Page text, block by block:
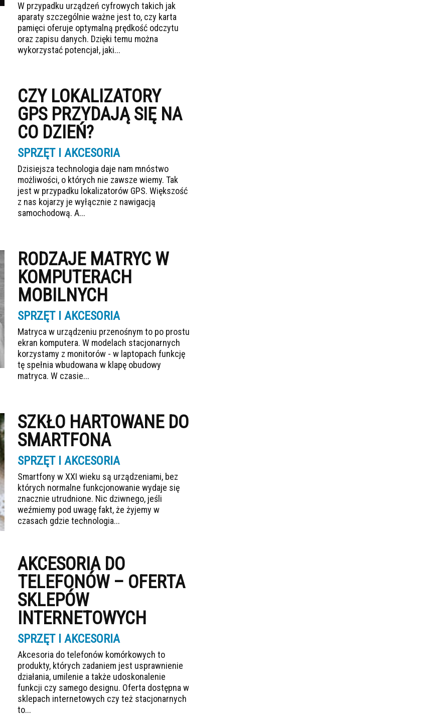
W przypadku urządzeń cyfrowych takich jak
aparaty szczególnie ważne jest to, czy karta
pamięci oferuje optymalną prędkość odczytu
oraz zapisu danych. Dzięki temu można
wykorzystać potencjał, jaki...
CZY LOKALIZATORY
GPS PRZYDAJĄ SIĘ NA
CO DZIEŃ?
SPRZĘT I AKCESORIA
Dzisiejsza technologia daje nam mnóstwo
możliwości, o których nie zawsze wiemy. Tak
jest w przypadku lokalizatorów GPS. Większość
z nas kojarzy je wyłącznie z nawigacją
samochodową. A...
RODZAJE MATRYC W
KOMPUTERACH
MOBILNYCH
SPRZĘT I AKCESORIA
Matryca w urządzeniu przenośnym to po prostu
ekran komputera. W modelach stacjonarnych
korzystamy z monitorów - w laptopach funkcję
tę spełnia wbudowana w klapę obudowy
matryca. W czasie...
SZKŁO HARTOWANE DO
SMARTFONA
SPRZĘT I AKCESORIA
Smartfony w XXI wieku są urządzeniami, bez
których normalne funkcjonowanie wydaje się
znacznie utrudnione. Nic dziwnego, jeśli
weźmiemy pod uwagę fakt, że żyjemy w
czasach gdzie technologia...
AKCESORIA DO
TELEFONÓW – OFERTA
SKLEPÓW
INTERNETOWYCH
SPRZĘT I AKCESORIA
Akcesoria do telefonów komórkowych to
produkty, których zadaniem jest usprawnienie
działania, umilenie a także udoskonalenie
funkcji czy samego designu. Oferta dostępna w
sklepach internetowych czy też stacjonarnych
to...